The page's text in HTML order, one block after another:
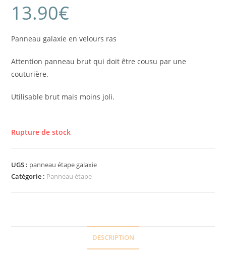
13.90€
Panneau galaxie en velours ras
Attention panneau brut qui doit être cousu par une
couturière.
Utilisable brut mais moins joli.
Rupture de stock
UGS : panneau étape galaxie
Catégorie : Panneau étape
DESCRIPTION